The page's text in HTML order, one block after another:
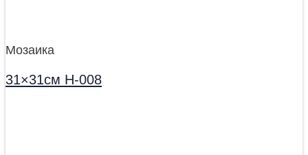
Мозаика
31×31см H-008